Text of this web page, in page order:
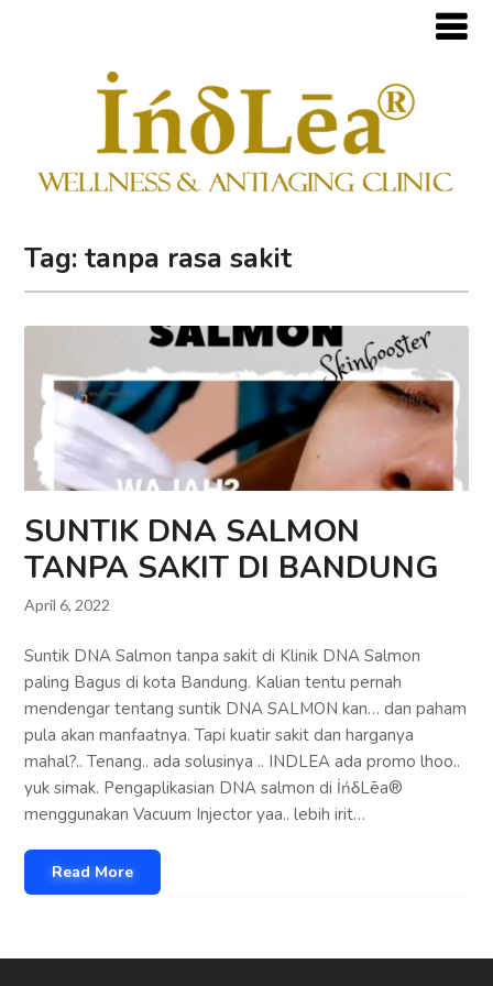
Tag:tanpa rasa sakit
SUNTIK DNA SALMON
TANPA SAKIT DI BANDUNG
April 6, 2022
Suntik DNA Salmon tanpa sakit di Klinik DNA Salmon
paling Bagus di kota Bandung. Kalian tentu pernah
mendengar tentang suntik DNA SALMON kan… dan paham
pula akan manfaatnya. Tapi kuatir sakit dan harganya
mahal?.. Tenang.. ada solusinya .. INDLEA ada promo lhoo..
yuk simak. Pengaplikasian DNA salmon di İńδLēa®
menggunakan Vacuum Injector yaa.. lebih irit…
Read More